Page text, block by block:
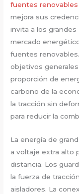
fuentes
mejora sus
invita a los
mercado
fuentes
objetivos
proporción de
carbono de la
la tracción sin
para reducir la
La energía de
a voltaje extra alto
distancia. Los
la fuerza de
aisladores. La